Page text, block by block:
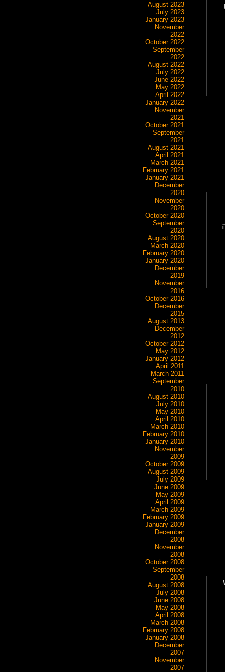
August 2023
July 2023
January 2023
November
2022
October 2022
September
2022
August 2022
July 2022
June 2022
May 2022
April 2022
January 2022
November
2021
October 2021
September
2021
August 2021
April 2021
March 2021
February 2021
January 2021
December
2020
November
2020
October 2020
September
2020
August 2020
March 2020
February 2020
January 2020
December
2019
November
2016
October 2016
December
2015
August 2013
December
2012
October 2012
May 2012
January 2012
April 2011
March 2011
September
2010
August 2010
July 2010
May 2010
April 2010
March 2010
February 2010
January 2010
November
2009
October 2009
August 2009
July 2009
June 2009
May 2009
April 2009
March 2009
February 2009
January 2009
December
2008
November
2008
October 2008
September
2008
August 2008
July 2008
June 2008
May 2008
April 2008
March 2008
February 2008
January 2008
December
2007
November
2007